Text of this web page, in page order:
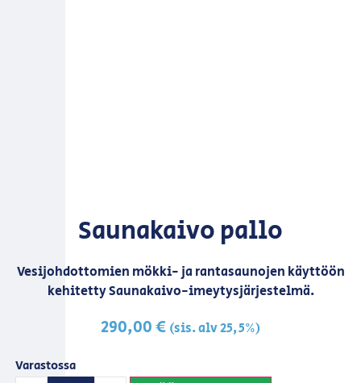
Saunakaivo pallo
Vesijohdottomien mökki- ja rantasaunojen käyttöön
kehitetty Saunakaivo-imeytysjärjestelmä.
290,00€ (sis. alv 25,5%)
Varastossa